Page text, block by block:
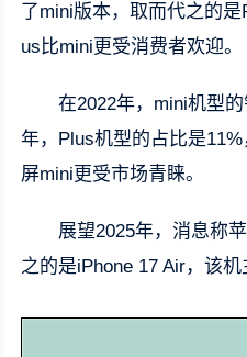
了mini版本，取而代之的
us比mini更受消费者欢迎。
在2022年，mini机型
年，Plus机型的占比是
屏mini更受市场青睐。
展望2025年，消息称
之的是iPhone 17 Air，该机